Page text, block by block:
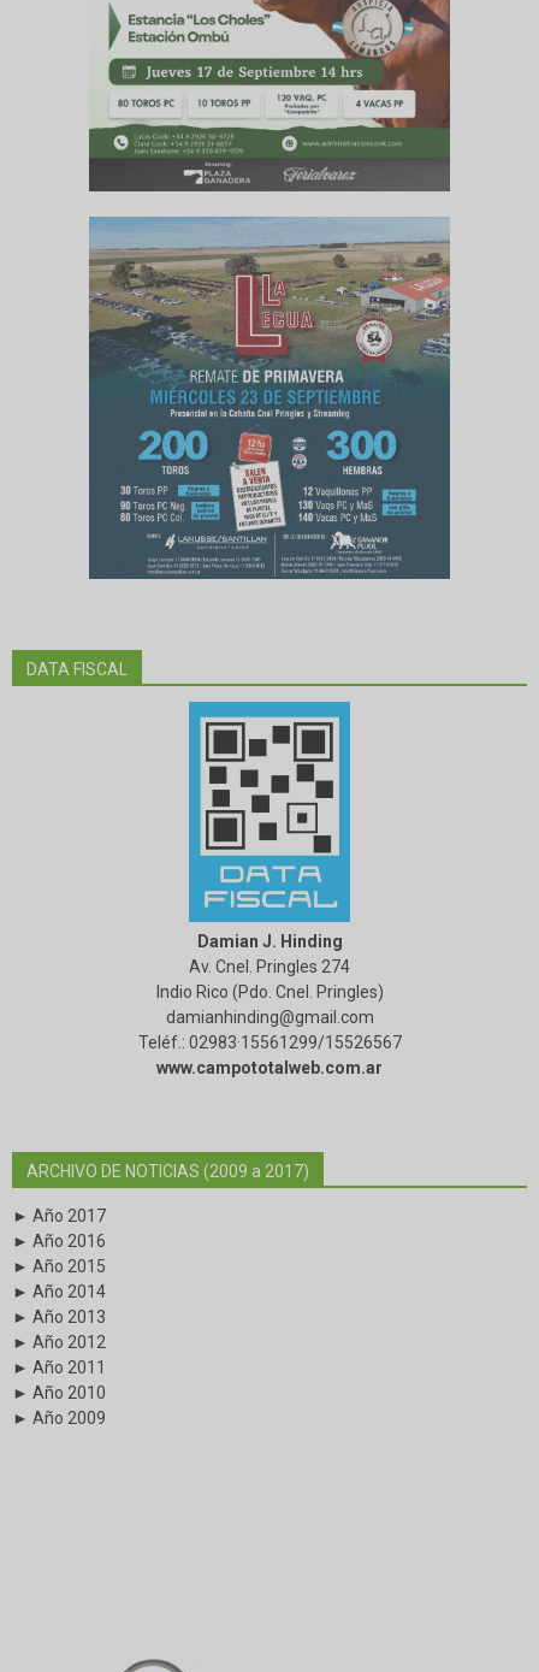
DATA FISCAL
Damian J. Hinding
Av. Cnel. Pringles 274
Indio Rico (Pdo. Cnel. Pringles)
damianhinding@gmail.com
Teléf.: 02983·15561299/15526567
www.campototalweb.com.ar
ARCHIVO DE NOTICIAS (2009 a 2017)
► Año 2017
► Año 2016
► Año 2015
► Año 2014
► Año 2013
► Año 2012
► Año 2011
► Año 2010
► Año 2009